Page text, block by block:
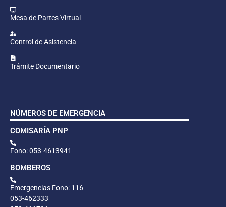
Mesa de Partes Virtual
Control de Asistencia
Trámite Documentario
NÚMEROS DE EMERGENCIA
COMISARÍA PNP
Fono: 053-4613941
BOMBEROS
Emergencias Fono: 116
053-462333